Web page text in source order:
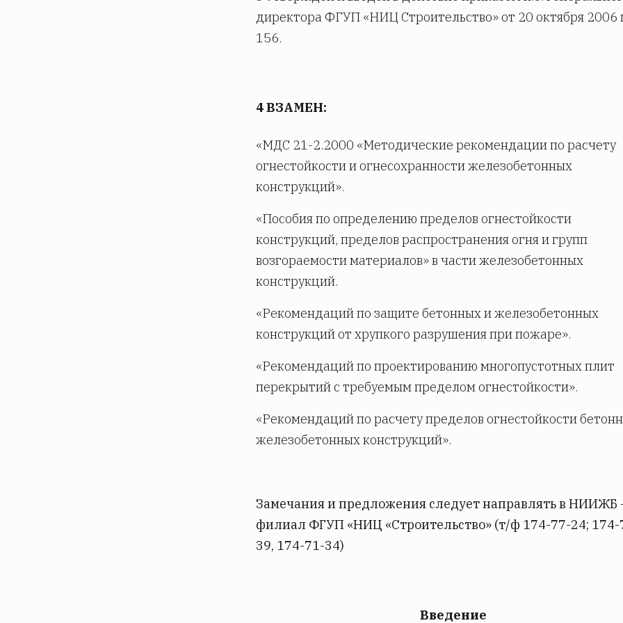
директора ФГУП «НИЦ Строительство» от 20 октября
156.
4 ВЗАМЕН:
«МДС 21-2.2000 «Методические рекомендации по расчету
огнестойкости и огнесохранности железобетонных
конструкций».
«Пособия по определению пределов огнестойкости
конструкций, пределов распространения огня и групп
возгораемости материалов» в части железобетонных
конструкций.
«Рекомендаций по защите бетонных и железобетонных
конструкций от хрупкого разрушения при пожаре».
«Рекомендаций по проектированию многопустотных плит
перекрытий с требуемым пределом огнестойкости».
«Рекомендаций по расчету пределов огнестойкости
железобетонных конструкций».
Замечания и предложения следует направлять в НИИЖБ
филиал ФГУП «НИЦ «Строительство» (т/ф 174-77-24; 174-
39, 174-71-34)
Введение